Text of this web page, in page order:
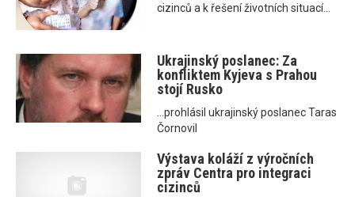
cizinců a k řešení životních situací...
Ukrajinský poslanec: Za
konfliktem Kyjeva s Prahou
stojí Rusko
...prohlásil ukrajinský poslanec Taras
Čornovil
Výstava koláží z výročních
zpráv Centra pro integraci
cizinců